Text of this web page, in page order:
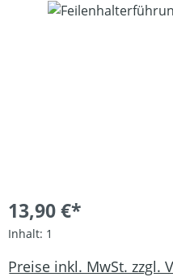
Bildergalerie überspringen
13,90 €*
Inhalt: 1
Preise inkl. MwSt. zzgl.